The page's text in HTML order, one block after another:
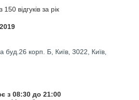
відгуків за рік
буд.26 корп. Б, Київ, 3022, Київ,
з 08:30 до 21:00